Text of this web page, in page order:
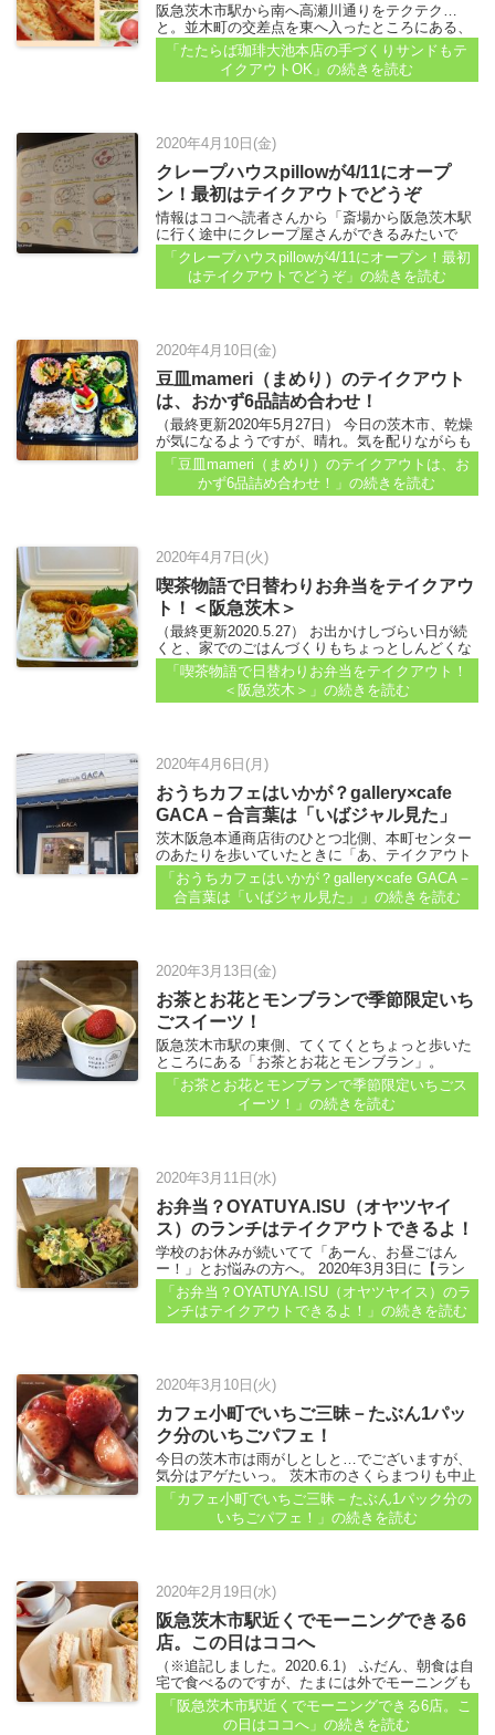
阪急茨木市駅から南へ高瀬川通りをテクテク…
と。並木町の交差点を東へ入ったところにある、
たたらば珈琲さんからテイクアウトの情報が届い
ています...
「たたらば珈琲大池本店の手づくりサンドもテ
イクアウトOK」の続きを読む
2020年4月10日(金)
クレープハウスpillowが4/11にオープ
ン！最初はテイクアウトでどうぞ
情報はココへ読者さんから「斎場から阪急茨木駅
に行く途中にクレープ屋さんができるみたいで
す！」（ほくほくさん、ありがとうございます）
と投稿をいただいていました...
「クレープハウスpillowが4/11にオープン！最初
はテイクアウトでどうぞ」 の続きを読む
2020年4月10日(金)
豆皿mameri（まめり）のテイクアウト
は、おかず6品詰め合わせ！
（最終更新2020年5月27日） 今日の茨木市、乾燥
が気になるようですが、晴れ。気を配りながらも
お散歩ぐらいはしておきたいところ...
「豆皿mameri（まめり）のテイクアウトは、お
かず6品詰め合わせ！」の続きを読む
2020年4月7日(火)
喫茶物語で日替わりお弁当をテイクアウ
ト！＜阪急茨木＞
（最終更新2020.5.27） お出かけしづらい日が続
くと、家でのごはんづくりもちょっとしんどくな
ってしまいそう…。そんなときは、ムリせずテイ
クアウトに頼るのもアリ...
「喫茶物語で日替わりお弁当をテイクアウト！
＜阪急茨木＞」の続きを読む
2020年4月6日(月)
おうちカフェはいかが？gallery×cafe
GACA－合言葉は「いばジャル見た」
茨木阪急本通商店街のひとつ北側、本町センター
のあたりを歩いていたときに「あ、テイクアウト
やってるわ」と思って、入ってみた店がありま
す。 ギャラリー×カフェGACAさん...
「おうちカフェはいかが？gallery×cafe GACA－
合言葉は「いばジャル見た」」 の続きを読む
2020年3月13日(金)
お茶とお花とモンブランで季節限定いち
ごスイーツ！
阪急茨木市駅の東側、てくてくとちょっと歩いた
ところにある「お茶とお花とモンブラン」。
2019年10月に季節限定のモンブランを食べたのを
思い出して、行ってみたらあったよ、あった！ ど
ーんといちごを楽しめるメニューを紹介します...
「お茶とお花とモンブランで季節限定いちごス
イーツ！」の続きを読む
2020年3月11日(水)
お弁当？OYATUYA.ISU（オヤツヤイ
ス）のランチはテイクアウトできるよ！
学校のお休みが続いてて「あーん、お昼ごはん
ー！」とお悩みの方へ。 2020年3月3日に【ラン
チにテイクアウトOKの9店！－突然の休校でお困
りならココ】という記事で、テイクアウトできる
お店を紹介していました...
「お弁当？OYATUYA.ISU（オヤツヤイス）のラ
ンチはテイクアウトできるよ！」の続きを読む
2020年3月10日(火)
カフェ小町でいちご三昧－たぶん1パッ
ク分のいちごパフェ！
今日の茨木市は雨がしとしと…でございますが、
気分はアゲたいっ。 茨木市のさくらまつりも中止
になったしさぁ…...
「カフェ小町でいちご三昧－たぶん1パック分の
いちごパフェ！」 の続きを読む
2020年2月19日(水)
阪急茨木市駅近くでモーニングできる6
店。この日はココへ
（※追記しました。2020.6.1） ふだん、朝食は自
宅で食べるのですが、たまには外でモーニングも
いいかなぁと思ったので、 梅林寺そばにあるカフ
ェワンシーンへ。 お茶やランチで利用することは
「阪急茨木市駅近くでモーニングできる6店。こ
の日はココへ」の続きを読む